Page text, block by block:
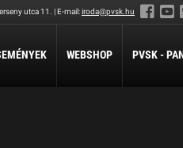
utca 11. | E-mail:iroda@pvsk.hu
WEBSHOP PVSK -